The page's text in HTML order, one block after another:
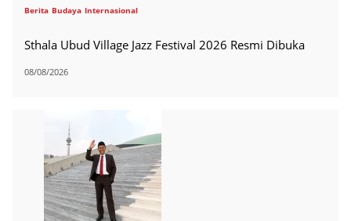
Berita Budaya Internasional
Sthala Ubud Village Jazz Festival 2026 Resmi Dibuka
08/08/2026